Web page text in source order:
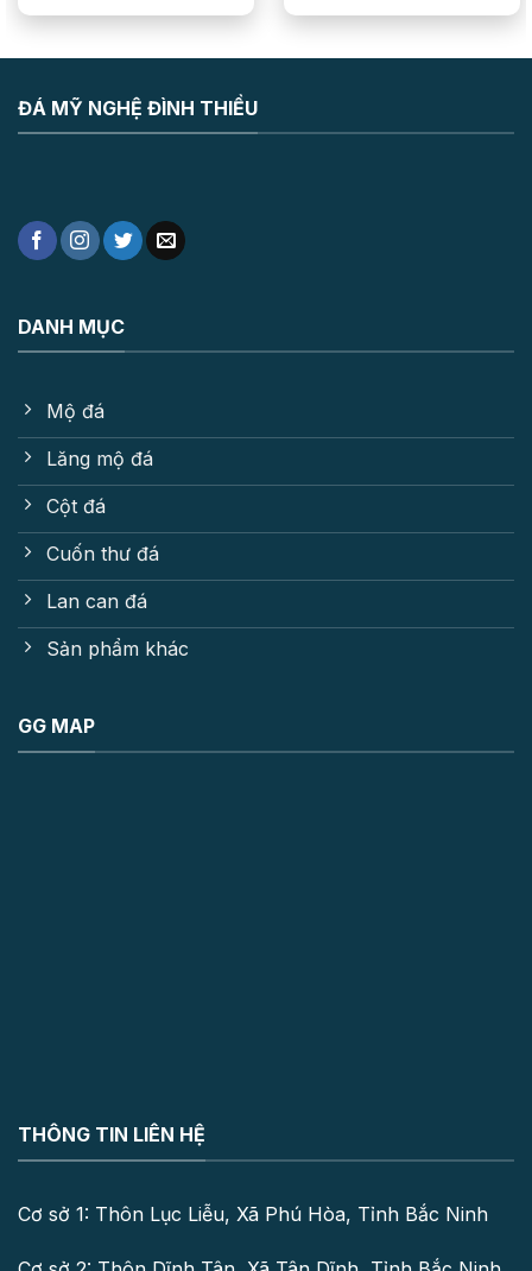
ĐÁ MỸ NGHỆ ĐÌNH THIỀU
DANH MỤC
Mộ đá
Lăng mộ đá
Cột đá
Cuốn thư đá
Lan can đá
Sản phẩm khác
GG MAP
THÔNG TIN LIÊN HỆ
Cơ sở 1: Thôn Lục Liễu, Xã Phú Hòa, Tỉnh Bắc Ninh